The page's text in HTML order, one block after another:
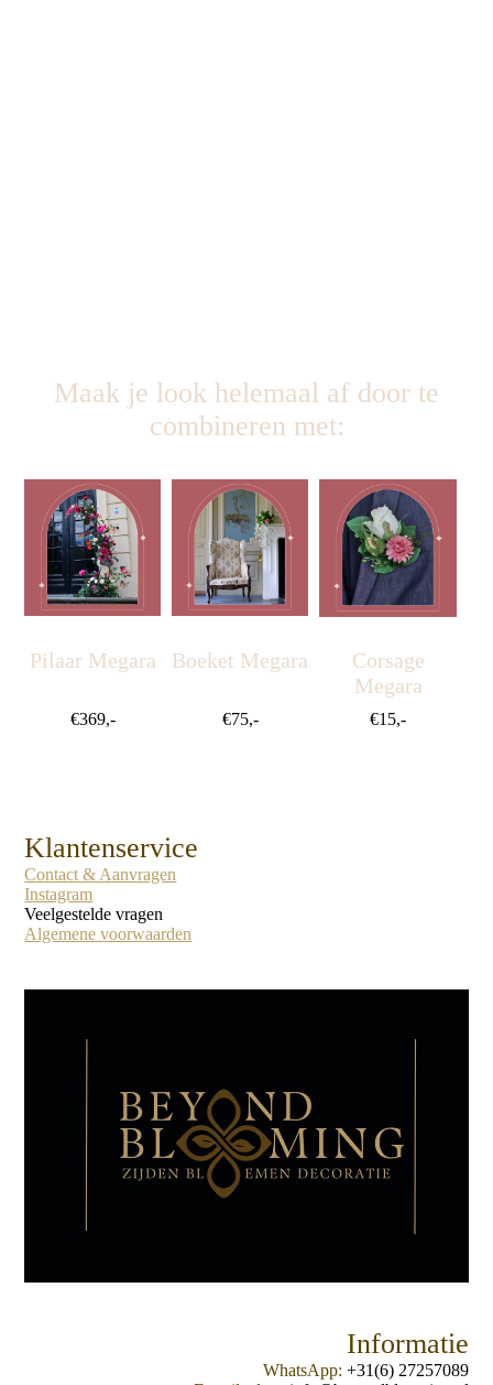
Maak je look helemaal af door te
combineren met:
Pilaar Megara Boeket Megara
Corsage
Megara
€369,- €75,- €15,-
Klantenservice
Contact & Aanvragen
Instagram
Veelgestelde vragen
Algemene voorwaarden
Informatie
WhatsApp: +31(6) 27257089